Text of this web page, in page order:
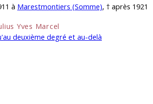
à Marestmontiers (Somme), † après 1921
Yves Marcel
deuxième degré et au-delà